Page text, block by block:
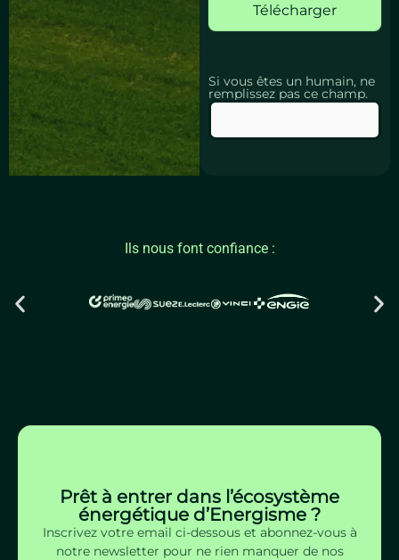
Télécharger
Si vous êtes un humain, ne
remplissez pas ce champ.
Ils nous font confiance :
Prêt à entrer dans l’écosystème
énergétique d’Energisme ?
Inscrivez votre email ci-dessous et abonnez-vous à
notre newsletter pour ne rien manquer de nos